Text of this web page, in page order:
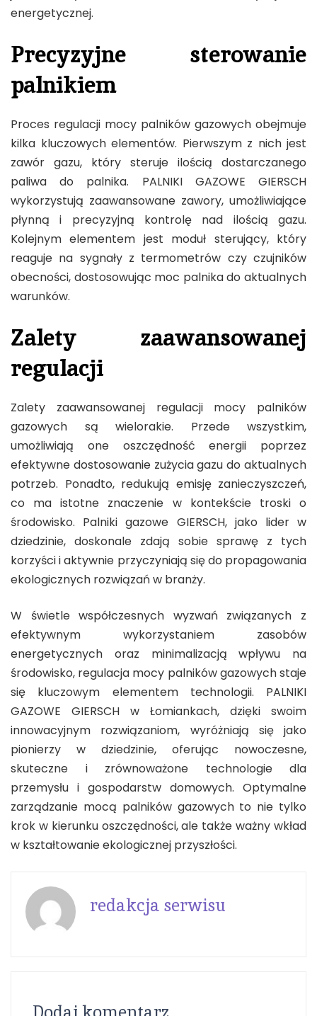
energetycznej.
Precyzyjne sterowanie
palnikiem
Proces regulacji mocy palników gazowych obejmuje
kilka kluczowych elementów. Pierwszym z nich jest
zawór gazu, który steruje ilością dostarczanego
paliwa do palnika. PALNIKI GAZOWE GIERSCH
wykorzystują zaawansowane zawory, umożliwiające
płynną i precyzyjną kontrolę nad ilością gazu.
Kolejnym elementem jest moduł sterujący, który
reaguje na sygnały z termometrów czy czujników
obecności, dostosowując moc palnika do aktualnych
warunków.
Zalety zaawansowanej
regulacji
Zalety zaawansowanej regulacji mocy palników
gazowych są wielorakie. Przede wszystkim,
umożliwiają one oszczędność energii poprzez
efektywne dostosowanie zużycia gazu do aktualnych
potrzeb. Ponadto, redukują emisję zanieczyszczeń,
co ma istotne znaczenie w kontekście troski o
środowisko. Palniki gazowe GIERSCH, jako lider w
dziedzinie, doskonale zdają sobie sprawę z tych
korzyści i aktywnie przyczyniają się do propagowania
ekologicznych rozwiązań w branży.
W świetle współczesnych wyzwań związanych z
efektywnym wykorzystaniem zasobów
energetycznych oraz minimalizacją wpływu na
środowisko, regulacja mocy palników gazowych staje
się kluczowym elementem technologii. PALNIKI
GAZOWE GIERSCH w Łomiankach, dzięki swoim
innowacyjnym rozwiązaniom, wyróżniają się jako
pionierzy w dziedzinie, oferując nowoczesne,
skuteczne i zrównoważone technologie dla
przemysłu i gospodarstw domowych. Optymalne
zarządzanie mocą palników gazowych to nie tylko
krok w kierunku oszczędności, ale także ważny wkład
w kształtowanie ekologicznej przyszłości.
redakcja serwisu